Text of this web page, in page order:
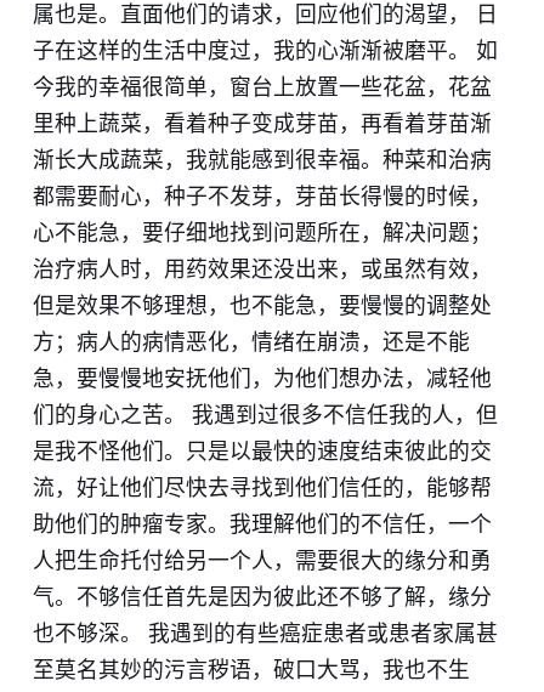
属也是。直面他们的请求，回应他们的渴望， 日
子在这样的生活中度过，我的心渐渐被磨平。 如
今我的幸福很简单，窗台上放置一些花盆，花盆
里种上蔬菜，看着种子变成芽苗，再看着芽苗渐
渐长大成蔬菜，我就能感到很幸福。种菜和治病
都需要耐心，种子不发芽，芽苗长得慢的时候，
心不能急，要仔细地找到问题所在，解决问题；
治疗病人时，用药效果还没出来，或虽然有效，
但是效果不够理想，也不能急，要慢慢的调整处
方；病人的病情恶化，情绪在崩溃，还是不能
急，要慢慢地安抚他们，为他们想办法，减轻他
们的身心之苦。 我遇到过很多不信任我的人，但
是我不怪他们。只是以最快的速度结束彼此的交
流，好让他们尽快去寻找到他们信任的，能够帮
助他们的肿瘤专家。我理解他们的不信任，一个
人把生命托付给另一个人，需要很大的缘分和勇
气。不够信任首先是因为彼此还不够了解，缘分
也不够深。 我遇到的有些癌症患者或患者家属甚
至莫名其妙的污言秽语，破口大骂，我也不生